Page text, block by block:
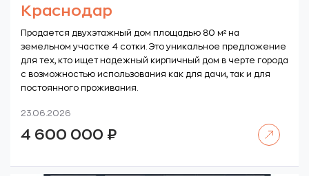
Краснодар
Продается двухэтажный дом площадью 80 м² на
земельном участке 4 сотки. Это уникальное предложение
для тех, кто ищет надежный кирпичный дом в черте города
с возможностью использования как для дачи, так и для
постоянного проживания.
23.06.2026
4 600 000 ₽